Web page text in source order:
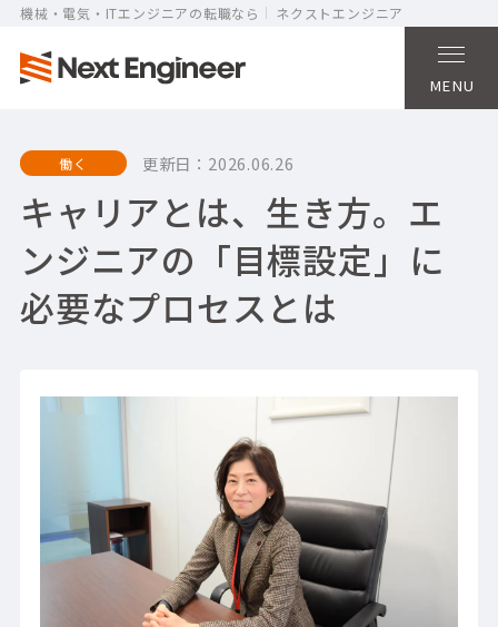
機械・電気・ITエンジニアの転職なら ネクストエンジニア
MENU
働く 更新日： 2026.06.26
キャリアとは、生き方。エ
ンジニアの「目標設定」に
必要なプロセスとは